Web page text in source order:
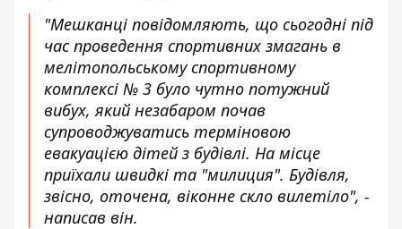
"Мешканці повідомляють, що сьогодні під
час проведення спортивних змагань в
мелітопольському спортивному
комплексі № 3 було чутно потужний
вибух, який незабаром почав
супроводжуватись терміновою
евакуацією дітей з будівлі. На місце
приїхали швидкі та "милиция". Будівля,
звісно, оточена, віконне скло вилетіло", -
написав він.